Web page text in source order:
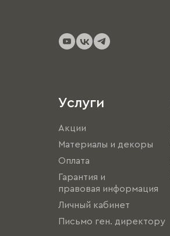
Услуги
Акции
Материалы и декоры
Оплата
Гарантия и
правовая информация
Личный кабинет
Письмо ген. директору